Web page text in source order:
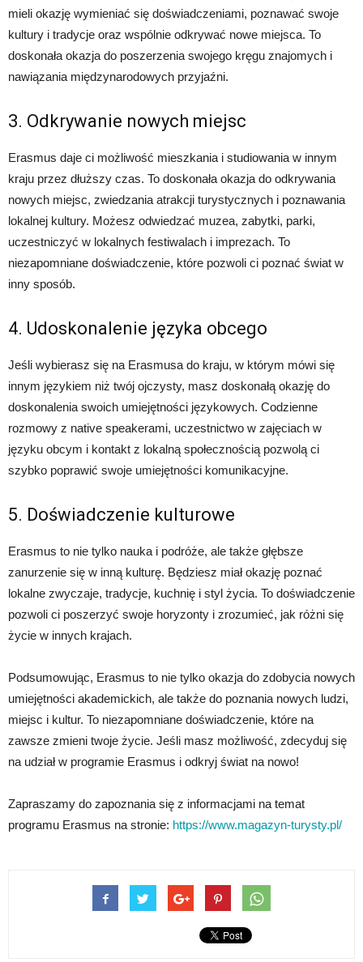
mieli okazję wymieniać się doświadczeniami, poznawać swoje
kultury i tradycje oraz wspólnie odkrywać nowe miejsca. To
doskonała okazja do poszerzenia swojego kręgu znajomych i
nawiązania międzynarodowych przyjaźni.
3. Odkrywanie nowych miejsc
Erasmus daje ci możliwość mieszkania i studiowania w innym
kraju przez dłuższy czas. To doskonała okazja do odkrywania
nowych miejsc, zwiedzania atrakcji turystycznych i poznawania
lokalnej kultury. Możesz odwiedzać muzea, zabytki, parki,
uczestniczyć w lokalnych festiwalach i imprezach. To
niezapomniane doświadczenie, które pozwoli ci poznać świat w
inny sposób.
4. Udoskonalenie języka obcego
Jeśli wybierasz się na Erasmusa do kraju, w którym mówi się
innym językiem niż twój ojczysty, masz doskonałą okazję do
doskonalenia swoich umiejętności językowych. Codzienne
rozmowy z native speakerami, uczestnictwo w zajęciach w
języku obcym i kontakt z lokalną społecznością pozwolą ci
szybko poprawić swoje umiejętności komunikacyjne.
5. Doświadczenie kulturowe
Erasmus to nie tylko nauka i podróże, ale także głębsze
zanurzenie się w inną kulturę. Będziesz miał okazję poznać
lokalne zwyczaje, tradycje, kuchnię i styl życia. To doświadczenie
pozwoli ci poszerzyć swoje horyzonty i zrozumieć, jak różni się
życie w innych krajach.
Podsumowując, Erasmus to nie tylko okazja do zdobycia nowych
umiejętności akademickich, ale także do poznania nowych ludzi,
miejsc i kultur. To niezapomniane doświadczenie, które na
zawsze zmieni twoje życie. Jeśli masz możliwość, zdecyduj się
na udział w programie Erasmus i odkryj świat na nowo!
Zapraszamy do zapoznania się z informacjami na temat
programu Erasmus na stronie: https://www.magazyn-turysty.pl/